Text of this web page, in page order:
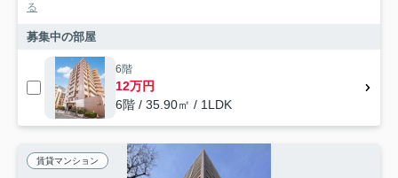
る
募集中の部屋
6階
12万円
6階 / 35.90㎡ / 1LDK
賃貸マンション